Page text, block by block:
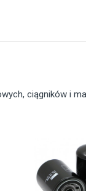
ciągników i